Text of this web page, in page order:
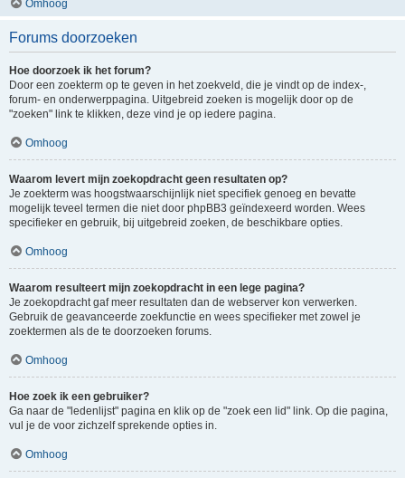
Omhoog
Forums doorzoeken
Hoe doorzoek ik het forum?
Door een zoekterm op te geven in het zoekveld, die je vindt op de index-,
forum- en onderwerppagina. Uitgebreid zoeken is mogelijk door op de
"zoeken" link te klikken, deze vind je op iedere pagina.
Omhoog
Waarom levert mijn zoekopdracht geen resultaten op?
Je zoekterm was hoogstwaarschijnlijk niet specifiek genoeg en bevatte
mogelijk teveel termen die niet door phpBB3 geïndexeerd worden. Wees
specifieker en gebruik, bij uitgebreid zoeken, de beschikbare opties.
Omhoog
Waarom resulteert mijn zoekopdracht in een lege pagina?
Je zoekopdracht gaf meer resultaten dan de webserver kon verwerken.
Gebruik de geavanceerde zoekfunctie en wees specifieker met zowel je
zoektermen als de te doorzoeken forums.
Omhoog
Hoe zoek ik een gebruiker?
Ga naar de "ledenlijst" pagina en klik op de "zoek een lid" link. Op die pagina,
vul je de voor zichzelf sprekende opties in.
Omhoog